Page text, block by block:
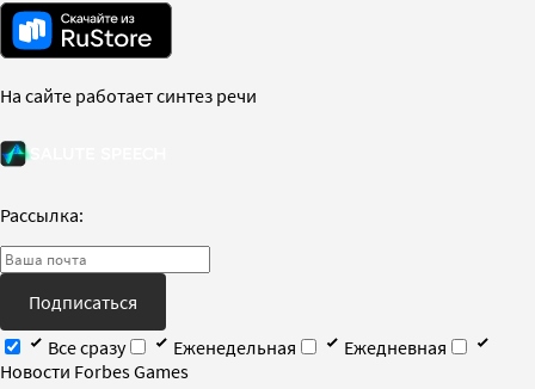
На сайте работает синтез речи
Рассылка:
Подписаться
Все сразу
Еженедельная
Ежедневная
Новости Forbes Games